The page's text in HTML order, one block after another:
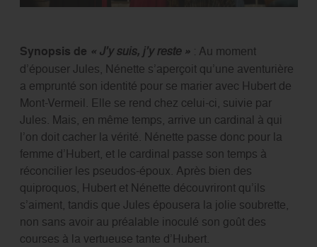
Synopsis de « J’y suis, j’y reste » : Au moment
d’épouser Jules, Nénette s’aperçoit qu’une aventurière
a emprunté son identité pour se marier avec Hubert de
Mont-Vermeil. Elle se rend chez celui-ci, suivie par
Jules. Mais, en même temps, arrive un cardinal à qui
l’on doit cacher la vérité. Nénette passe donc pour la
femme d’Hubert, et le cardinal passe son temps à
réconcilier les pseudos-époux. Après bien des
quiproquos, Hubert et Nénette découvriront qu’ils
s’aiment, tandis que Jules épousera la jolie soubrette,
non sans avoir au préalable inoculé son goût des
courses à la vertueuse tante d’Hubert.